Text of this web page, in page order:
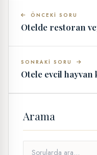
ÖNCEKI SORU
Otelde restoran
SONRAKI SORU
Otele evcil
Arama